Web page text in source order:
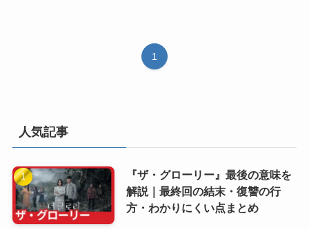
1
人気記事
『ザ・グローリー』最後の意味を
解説｜最終回の結末・復讐の行
方・わかりにくい点まとめ